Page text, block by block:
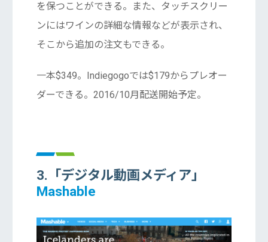
を保つことができる。また、タッチスクリー
ンにはワインの詳細な情報などが表示され、
そこから追加の注文もできる。
一本$349。Indiegogoでは$179からプレオー
ダーできる。2016/10月配送開始予定。
3.「デジタル動画メディア」
Mashable